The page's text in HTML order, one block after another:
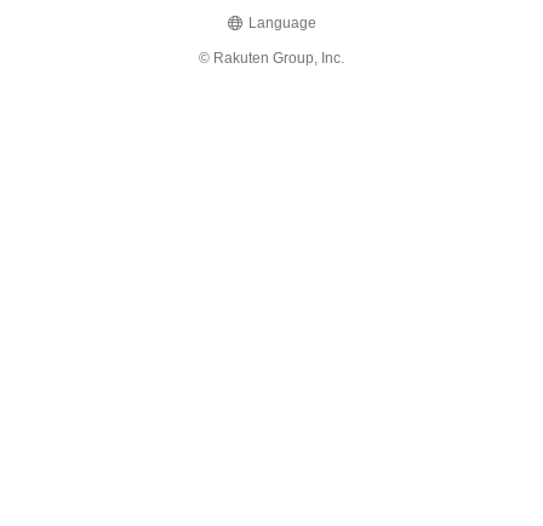
Language
© Rakuten Group, Inc.